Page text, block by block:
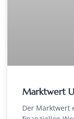
Marktwert
Der Marktwert